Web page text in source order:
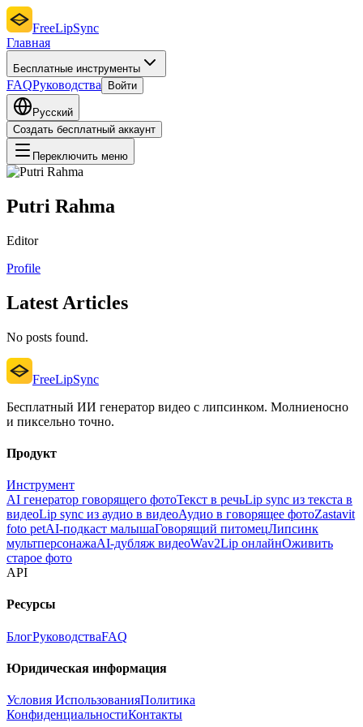
FreeLipSync
Главная
Бесплатные инструменты
FAQРуководства Войти
Русский
Создать бесплатный аккаунт
Переключить меню
Putri Rahma
Editor
Profile
Latest Articles
No posts found.
FreeLipSync
Бесплатный ИИ генератор видео с липсинком. Молниеносно
и пиксельно точно.
Продукт
Инструмент
AI генератор говорящего фотоТекст в речьLip sync из текста в
видеоLip sync из аудио в видеоАудио в говорящее фотоZastavit
foto petAI-подкаст малышаГоворящий питомецЛипсинк
мультперсонажаAI-дубляж видеоWav2Lip онлайнОживить
старое фото
API
Ресурсы
БлогРуководстваFAQ
Юридическая информация
Условия ИспользованияПолитика
КонфиденциальностиКонтакты